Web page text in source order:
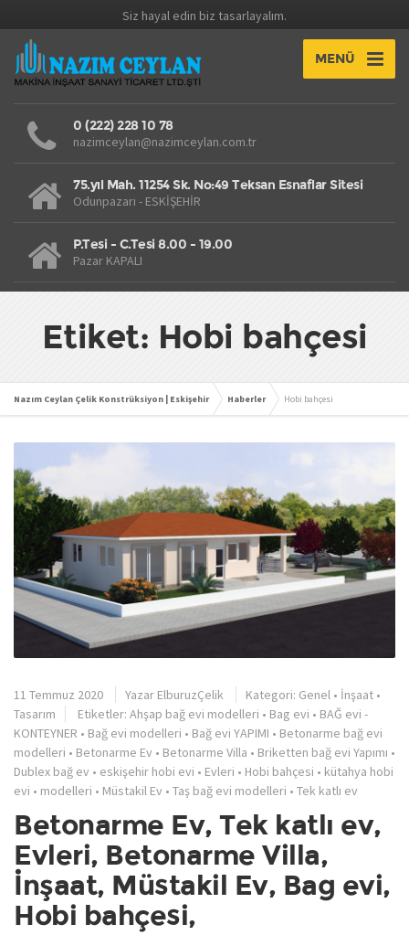
Siz hayal edin biz tasarlayalım.
MENÜ
0 (222) 228 10 78
nazimceylan@nazimceylan.com.tr
75.yıl Mah. 11254 Sk. No:49 Teksan Esnaflar Sitesi
Odunpazarı - ESKİŞEHİR
P.Tesi - C.Tesi 8.00 - 19.00
Pazar KAPALI
Etiket: Hobi bahçesi
Nazım Ceylan Çelik Konstrüksiyon | Eskişehir Haberler Hobi bahçesi
11 Temmuz 2020 Yazar ElburuzÇelik Kategori: Genel • İnşaat •
Tasarım
Etiketler: Ahşap bağ evi modelleri • Bag evi • BAĞ evi -
KONTEYNER • Bağ evi modelleri • Bağ evi YAPIMI • Betonarme bağ evi
modelleri • Betonarme Ev • Betonarme Villa • Briketten bağ evi Yapımı •
Dublex bağ ev • eskişehir hobi evi • Evleri • Hobi bahçesi • kütahya hobi
evi • modelleri • Müstakil Ev • Taş bağ evi modelleri • Tek katlı ev
Betonarme Ev, Tek katlı ev,
Evleri, Betonarme Villa,
İnşaat, Müstakil Ev, Bag evi,
Hobi bahçesi,